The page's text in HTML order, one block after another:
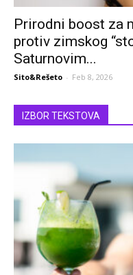
Prirodni boost za
protiv zimskog
Saturnovim...
Sito&Rešeto - Feb 8, 2026
IZBOR TEKSTOVA